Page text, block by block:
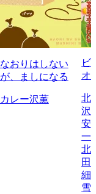
なおりはしない
が、ましになる
カレー沢薫
ビ
オ
北
沢
安
一/
北
田
細
雪